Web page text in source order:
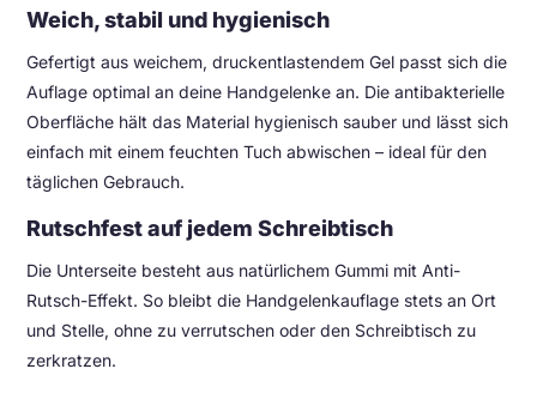
Weich, stabil und hygienisch
Gefertigt aus weichem, druckentlastendem Gel passt sich die
Auflage optimal an deine Handgelenke an. Die antibakterielle
Oberfläche hält das Material hygienisch sauber und lässt sich
einfach mit einem feuchten Tuch abwischen – ideal für den
täglichen Gebrauch.
Rutschfest auf jedem Schreibtisch
Die Unterseite besteht aus natürlichem Gummi mit Anti-
Rutsch-Effekt. So bleibt die Handgelenkauflage stets an Ort
und Stelle, ohne zu verrutschen oder den Schreibtisch zu
zerkratzen.